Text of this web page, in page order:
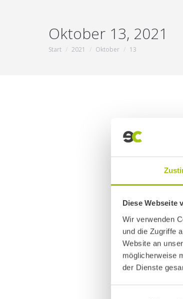
Diese Webseite
Wir verwenden
und die Zugriffe
Website an
möglicherweise
der Dienste
Oktober 13, 2021
Sie befinden sich hier:
Start 2021 Oktober 13
Update // BD-SALES